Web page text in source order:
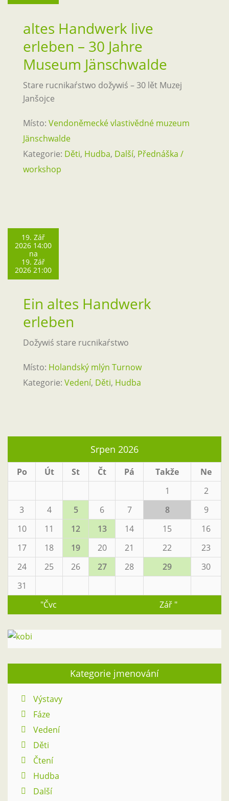
altes Handwerk live
erleben – 30 Jahre
Museum Jänschwalde
Stare rucnikaŕstwo dožywiś – 30 lět Muzej
Janšojce
Místo: Vendoněmecké vlastivědné muzeum
Jänschwalde
Kategorie: Děti, Hudba, Další, Přednáška /
workshop
19. Zář
2026 14:00
na
19. Zář
2026 21:00
Ein altes Handwerk
erleben
Dožywiś stare rucnikaŕstwo
Místo: Holandský mlýn Turnow
Kategorie: Vedení, Děti, Hudba
Srpen 2026
Po Út St Čt Pá Takže
Ne
1
2
3
4 5 6 7 8
9
10
11 12 13 14 15
16
17
18 19 20 21 22
23
24
25 26 27 28 29
30
31
"Čvc
Zář "
Kategorie jmenování
Výstavy
Fáze
Vedení
Děti
Čtení
Hudba
Další